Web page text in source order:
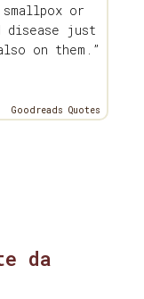
or
disease just
on them.”
Goodreads Quotes
da